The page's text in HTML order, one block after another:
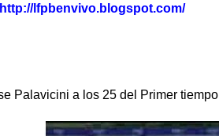
http://lfpbenvivo.blogspot.com/
Palavicini a los 25 del Primer tiempo